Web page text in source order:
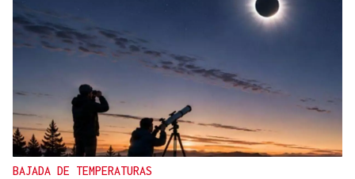
BAJADA DE TEMPERATURAS